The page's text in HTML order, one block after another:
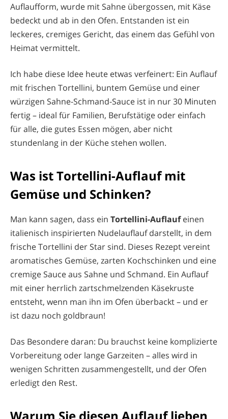
Auflaufform, wurde mit Sahne übergossen, mit Käse
bedeckt und ab in den Ofen. Entstanden ist ein
leckeres, cremiges Gericht, das einem das Gefühl von
Heimat vermittelt.
Ich habe diese Idee heute etwas verfeinert: Ein Auflauf
mit frischen Tortellini, buntem Gemüse und einer
würzigen Sahne-Schmand-Sauce ist in nur 30 Minuten
fertig – ideal für Familien, Berufstätige oder einfach
für alle, die gutes Essen mögen, aber nicht
stundenlang in der Küche stehen wollen.
Was ist Tortellini-Auflauf mit
Gemüse und Schinken?
Man kann sagen, dass ein Tortellini-Auflaufeinen
italienisch inspirierten Nudelauflauf darstellt, in dem
frische Tortellini der Star sind. Dieses Rezept vereint
aromatisches Gemüse, zarten Kochschinken und eine
cremige Sauce aus Sahne und Schmand. Ein Auflauf
mit einer herrlich zartschmelzenden Käsekruste
entsteht, wenn man ihn im Ofen überbackt – und er
ist dazu noch goldbraun!
Das Besondere daran: Du brauchst keine komplizierte
Vorbereitung oder lange Garzeiten – alles wird in
wenigen Schritten zusammengestellt, und der Ofen
erledigt den Rest.
Warum Sie diesen Auflauf lieben